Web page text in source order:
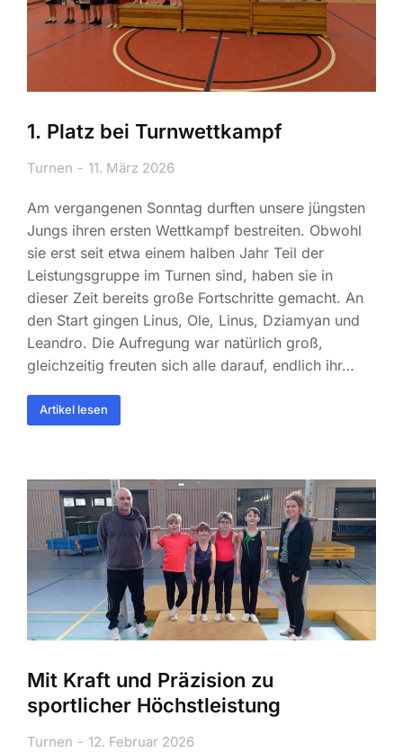
1. Platz bei Turnwettkampf
Turnen 11. März 2026
Am vergangenen Sonntag durften unsere jüngsten
Jungs ihren ersten Wettkampf bestreiten. Obwohl
sie erst seit etwa einem halben Jahr Teil der
Leistungsgruppe im Turnen sind, haben sie in
dieser Zeit bereits große Fortschritte gemacht. An
den Start gingen Linus, Ole, Linus, Dziamyan und
Leandro. Die Aufregung war natürlich groß,
gleichzeitig freuten sich alle darauf, endlich ihr…
Artikel lesen
Mit Kraft und Präzision zu
sportlicher Höchstleistung
Turnen 12. Februar 2026